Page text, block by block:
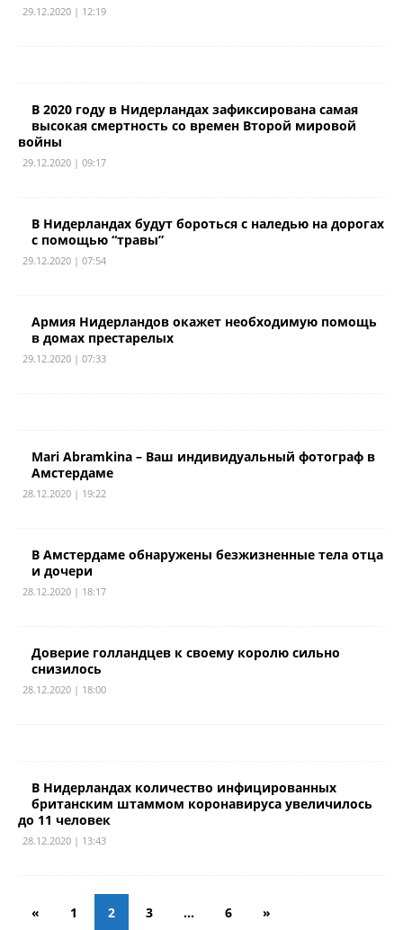
29.12.2020 | 12:19
В 2020 году в Нидерландах зафиксирована самая
высокая смертность со времен Второй мировой
войны
29.12.2020 | 09:17
В Нидерландах будут бороться с наледью на дорогах
с помощью “травы”
29.12.2020 | 07:54
Армия Нидерландов окажет необходимую помощь
в домах престарелых
29.12.2020 | 07:33
Mari Abramkina – Ваш индивидуальный фотограф в
Амстердаме
28.12.2020 | 19:22
В Амстердаме обнаружены безжизненные тела отца
и дочери
28.12.2020 | 18:17
Доверие голландцев к своему королю сильно
снизилось
28.12.2020 | 18:00
В Нидерландах количество инфицированных
британским штаммом коронавируса увеличилось
до 11 человек
28.12.2020 | 13:43
« 1 2 3 … 6 »